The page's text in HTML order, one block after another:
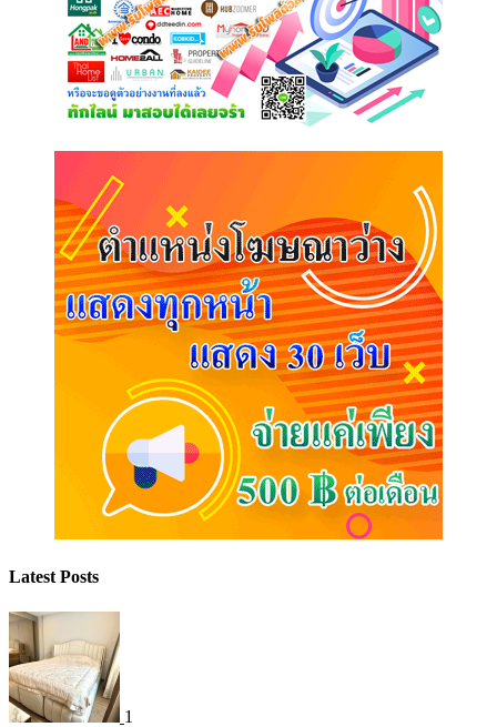
Latest Posts
1